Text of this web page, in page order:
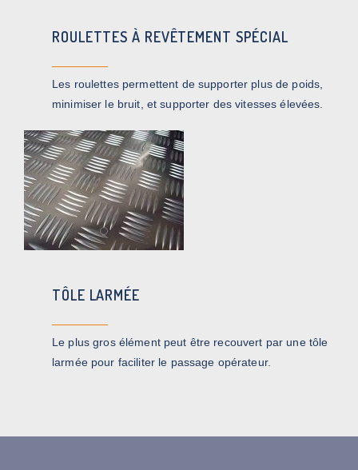
ROULETTES À REVÊTEMENT SPÉCIAL
Les roulettes permettent de supporter plus de poids,
minimiser le bruit, et supporter des vitesses élevées.
TÔLE LARMÉE
Le plus gros élément peut être recouvert par une tôle
larmée pour faciliter le passage opérateur.